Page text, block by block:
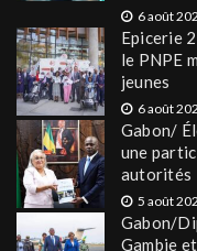
6 août
Epicerie
le PNPE
jeunes
6 août
Gabon/
une
autorités
5 août
Gabon/
Gambie